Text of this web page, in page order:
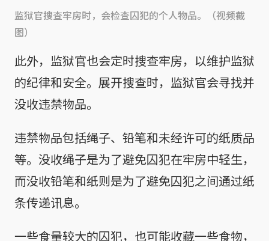
监狱官搜查牢房时，会检查囚犯的个人物品。（视频截
图）
此外，监狱官也会定时搜查牢房，以维护监狱
的纪律和安全。展开搜查时，监狱官会寻找并
没收违禁物品。
违禁物品包括绳子、铅笔和未经许可的纸质品
等。没收绳子是为了避免囚犯在牢房中轻生，
而没收铅笔和纸则是为了避免囚犯之间通过纸
条传递讯息。
一些食量较大的囚犯，也可能收藏一些食物，